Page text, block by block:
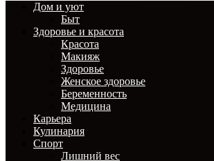
Дом и уют
Быт
Здоровье и красота
Красота
Макияж
Здоровье
Женское здоровье
Беременность
Медицина
Карьера
Кулинария
Спорт
Лишний вес